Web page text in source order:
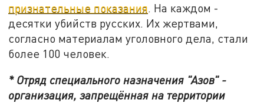
признательные показания . На каждом -
десятки убийств русских. Их жертвами,
согласно материалам уголовного дела, стали
более 100 человек.
* Отряд специального назначения "Азов" -
организация, запрещённая на территории